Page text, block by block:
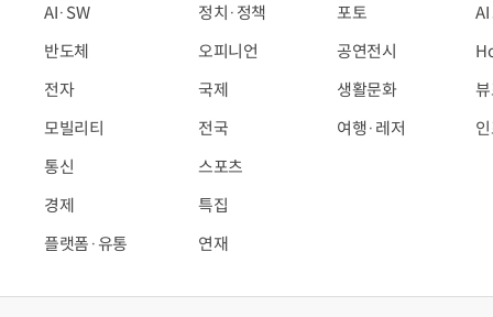
AI·SW
반도체
전자
모빌리티
통신
경제
플랫폼·유통
정치·정책
오피니언
국제
전국
스포츠
특집
연재
포토
공연전시
생활문화
여행·레저